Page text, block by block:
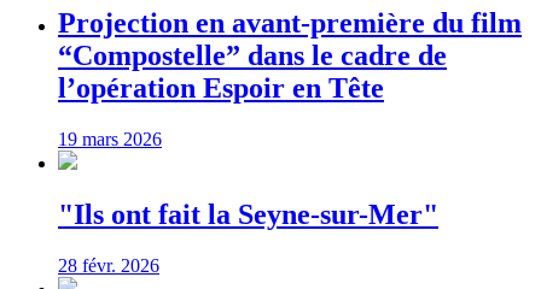
Projection en avant-première du film
“Compostelle” dans le cadre de
l’opération Espoir en Tête
19 mars 2026
"Ils ont fait la Seyne-sur-Mer"
28 févr. 2026